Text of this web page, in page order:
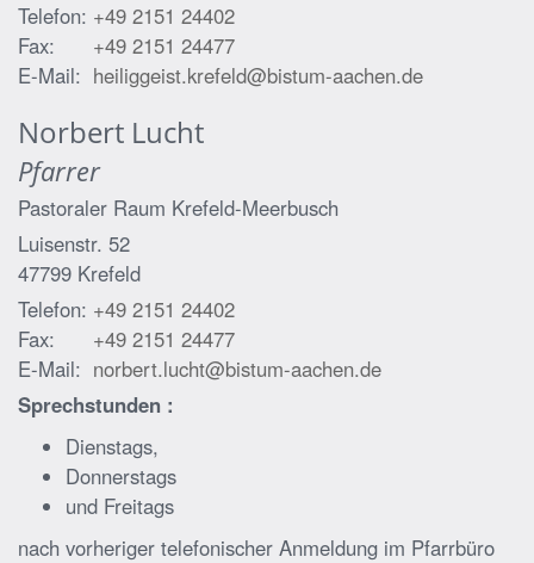
Telefon: +49 2151 24402
Fax:
+49 2151 24477
E-Mail: heiliggeist.krefeld@bistum-aachen.de
Norbert Lucht
Pfarrer
Pastoraler Raum Krefeld-Meerbusch
Luisenstr. 52
47799 Krefeld
Telefon: +49 2151 24402
Fax:
+49 2151 24477
E-Mail: norbert.lucht@bistum-aachen.de
Sprechstunden :
Dienstags,
Donnerstags
und Freitags
nach vorheriger telefonischer Anmeldung im Pfarrbüro